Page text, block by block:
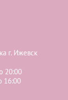
г. Ижевск
20:00
16:00